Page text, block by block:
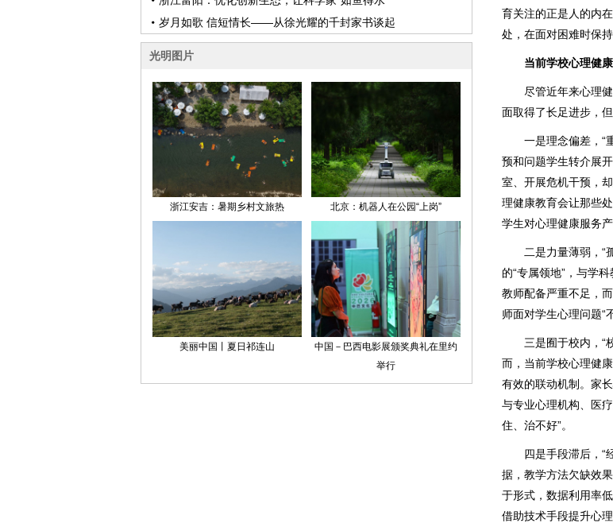
育关注的正是人的内
处，在面对困难时保
当前学校心理健
尽管近年来心理健
面取得了长足进步，
一是理念偏差，“重
预和问题学生转介展
室、开展危机干预，
理健康教育会让那些
学生对心理健康服务
二是力量薄弱，“孤
的“专属领地”，与学
教师配备严重不足，
师面对学生心理问题“
三是囿于校内，“校
而，当前学校心理健
有效的联动机制。家
与专业心理机构、医
住、治不好”。
四是手段滞后，“经
据，教学方法欠缺效
于形式，数据利用率
借助技术手段提升心